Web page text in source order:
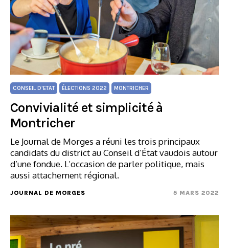
CONSEIL D'ETAT ÉLECTIONS 2022 MONTRICHER
Convivialité et simplicité à
Montricher
Le Journal de Morges a réuni les trois principaux
candidats du district au Conseil d’État vaudois autour
d’une fondue. L’occasion de parler politique, mais
aussi attachement régional.
JOURNAL DE MORGES 5 MARS 2022